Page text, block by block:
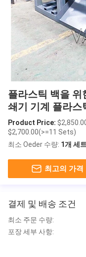
플라스틱 백을
쇄기 기계 플라스
Product Price:
$2,700.00(>=11 Sets)
최소 Oeder 수량: 1개 세
최고의 가격
결제 및 배송 조건
최소 주문 수량:
포장 세부 사항: